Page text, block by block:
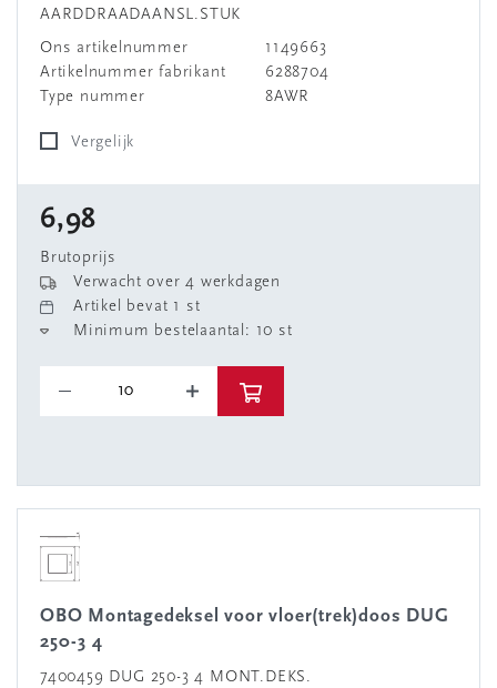
AARDDRAADAANSL.STUK
Ons artikelnummer
1149663
Artikelnummer fabrikant
6288704
Type nummer
8AWR
Vergelijk
6,98
Brutoprijs
Verwacht over 4 werkdagen
Artikel bevat 1 st
Minimum bestelaantal: 10 st
OBO Montagedeksel voor vloer(trek)doos DUG
250-3 4
7400459 DUG 250-3 4 MONT.DEKS.